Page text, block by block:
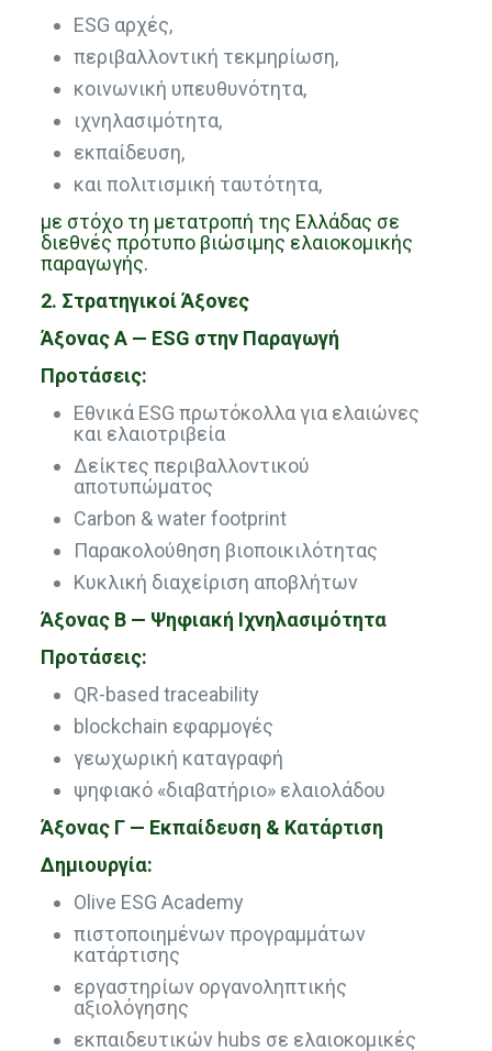
ESG αρχές,
περιβαλλοντική τεκμηρίωση,
κοινωνική υπευθυνότητα,
ιχνηλασιμότητα,
εκπαίδευση,
και πολιτισμική ταυτότητα,
με στόχο τη μετατροπή της Ελλάδας σε
διεθνές πρότυπο βιώσιμης ελαιοκομικής
παραγωγής.
2. Στρατηγικοί Άξονες
Άξονας Α — ESG στην Παραγωγή
Προτάσεις:
Εθνικά ESG πρωτόκολλα για ελαιώνες
και ελαιοτριβεία
Δείκτες περιβαλλοντικού
αποτυπώματος
Carbon & water footprint
Παρακολούθηση βιοποικιλότητας
Κυκλική διαχείριση αποβλήτων
Άξονας Β — Ψηφιακή Ιχνηλασιμότητα
Προτάσεις:
QR-based traceability
blockchain εφαρμογές
γεωχωρική καταγραφή
ψηφιακό «διαβατήριο» ελαιολάδου
Άξονας Γ — Εκπαίδευση & Κατάρτιση
Δημιουργία:
Olive ESG Academy
πιστοποιημένων προγραμμάτων
κατάρτισης
εργαστηρίων οργανοληπτικής
αξιολόγησης
εκπαιδευτικών hubs σε ελαιοκομικές